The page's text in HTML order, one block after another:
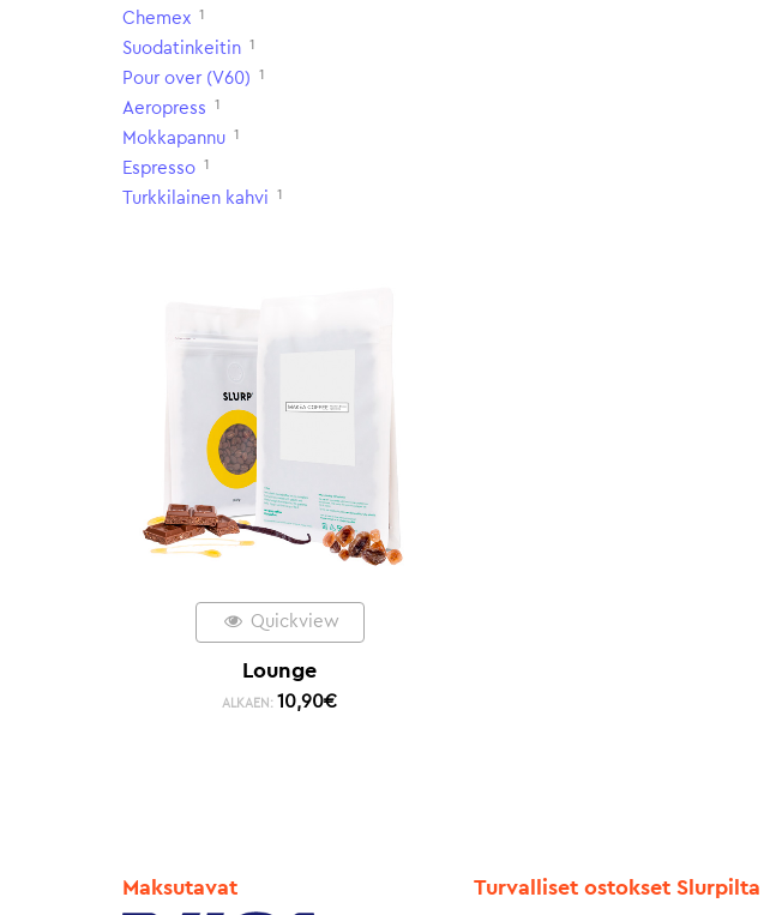
Chemex 1
Suodatinkeitin 1
Pour over (V60) 1
Aeropress 1
Mokkapannu 1
Espresso 1
Turkkilainen kahvi 1
Quickview
Lounge
ALKAEN: 10,90€
Maksutavat Turvalliset ostokset Slurpilta